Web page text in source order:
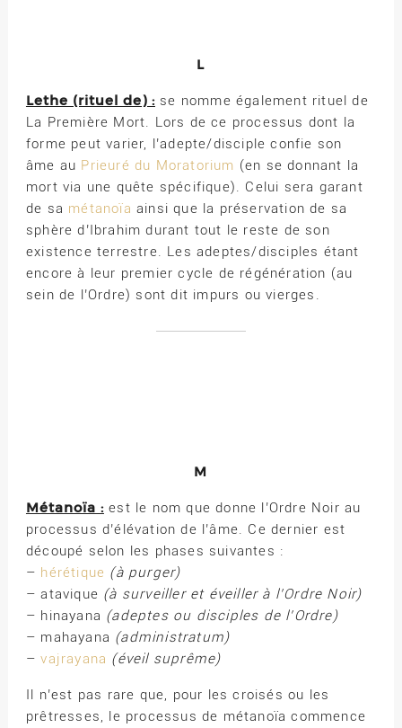
L
Lethe (rituel de) :se nomme également rituel de
La Première Mort. Lors de ce processus dont la
forme peut varier, l’adepte/disciple confie son
âme au Prieuré du Moratorium (en se donnant la
mort via une quête spécifique). Celui sera garant
de sa métanoïa ainsi que la préservation de sa
sphère d’Ibrahim durant tout le reste de son
existence terrestre. Les adeptes/disciples étant
encore à leur premier cycle de régénération (au
sein de l’Ordre) sont dit impurs ou vierges.
M
Métanoïa :est le nom que donne l’Ordre Noir au
processus d’élévation de l’âme. Ce dernier est
découpé selon les phases suivantes :
– hérétique (à purger)
– atavique (à surveiller et éveiller à l’Ordre Noir)
– hinayana (adeptes ou disciples de l’Ordre)
– mahayana (administratum)
–vajrayana (éveil suprême)
Il n’est pas rare que, pour les croisés ou les
prêtresses, le processus de métanoïa commence